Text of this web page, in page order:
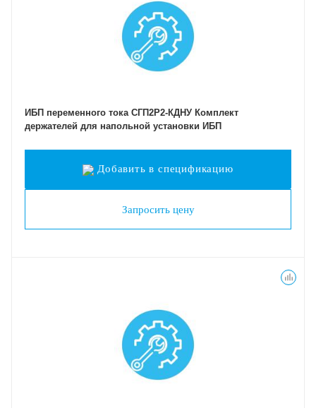
ИБП переменного тока СГП2Р2-КДНУ Комплект
держателей для напольной установки ИБП
Добавить в спецификацию
Запросить цену